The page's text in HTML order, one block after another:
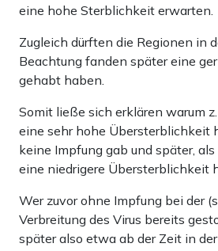
eine hohe Sterblichkeit erwarten.
Zugleich dürften die Regionen in
Beachtung fanden später eine
gehabt haben.
Somit ließe sich erklären warum
eine sehr hohe Übersterblichkeit
keine Impfung gab und später,
eine niedrigere Übersterblichkeit
Wer zuvor ohne Impfung bei der
Verbreitung des Virus bereits
später also etwa ab der Zeit in